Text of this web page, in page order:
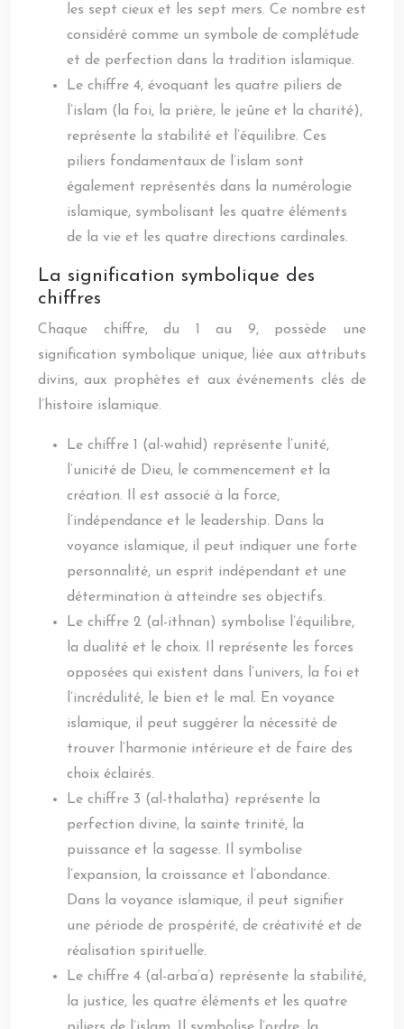
les sept cieux et les sept mers. Ce nombre est
considéré comme un symbole de complétude
et de perfection dans la tradition islamique.
Le chiffre 4, évoquant les quatre piliers de
l’islam (la foi, la prière, le jeûne et la charité),
représente la stabilité et l’équilibre. Ces
piliers fondamentaux de l’islam sont
également représentés dans la numérologie
islamique, symbolisant les quatre éléments
de la vie et les quatre directions cardinales.
La signification symbolique des
chiffres
Chaque chiffre, du 1 au 9, possède une
signification symbolique unique, liée aux attributs
divins, aux prophètes et aux événements clés de
l’histoire islamique.
Le chiffre 1 (al-wahid) représente l’unité,
l’unicité de Dieu, le commencement et la
création. Il est associé à la force,
l’indépendance et le leadership. Dans la
voyance islamique, il peut indiquer une forte
personnalité, un esprit indépendant et une
détermination à atteindre ses objectifs.
Le chiffre 2 (al-ithnan) symbolise l’équilibre,
la dualité et le choix. Il représente les forces
opposées qui existent dans l’univers, la foi et
l’incrédulité, le bien et le mal. En voyance
islamique, il peut suggérer la nécessité de
trouver l’harmonie intérieure et de faire des
choix éclairés.
Le chiffre 3 (al-thalatha) représente la
perfection divine, la sainte trinité, la
puissance et la sagesse. Il symbolise
l’expansion, la croissance et l’abondance.
Dans la voyance islamique, il peut signifier
une période de prospérité, de créativité et de
réalisation spirituelle.
Le chiffre 4 (al-arba’a) représente la stabilité,
la justice, les quatre éléments et les quatre